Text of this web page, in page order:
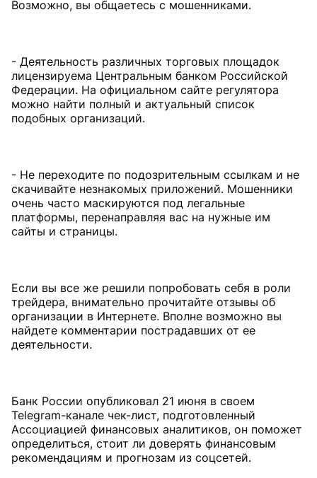
Возможно, вы общаетесь с мошенниками.
- Деятельность различных торговых площадок
лицензируема Центральным банком Российской
Федерации. На официальном сайте регулятора
можно найти полный и актуальный список
подобных организаций.
- Не переходите по подозрительным ссылкам и не
скачивайте незнакомых приложений. Мошенники
очень часто маскируются под легальные
платформы, перенаправляя вас на нужные им
сайты и страницы.
Если вы все же решили попробовать себя в роли
трейдера, внимательно прочитайте отзывы об
организации в Интернете. Вполне возможно вы
найдете комментарии пострадавших от ее
деятельности.
Банк России опубликовал 21 июня в своем
Telegram-канале чек-лист, подготовленный
Ассоциацией финансовых аналитиков, он поможет
определиться, стоит ли доверять финансовым
рекомендациям и прогнозам из соцсетей.